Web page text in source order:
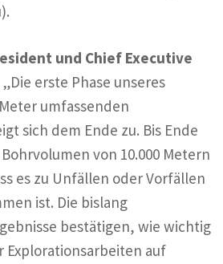
und Chief Executive
„Die erste Phase unseres
umfassenden
sich dem Ende zu. Bis Ende
von 10.000 Metern
es zu Unfällen oder Vorfällen
ist. Die bislang
bestätigen, wie wichtig
Explorationsarbeiten auf